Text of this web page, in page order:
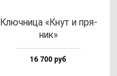
Ключ­ни­ца «Кнут и пря­
ник»
16 700 руб